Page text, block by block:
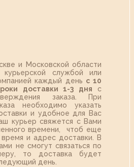
и Московской области
курьерской службой или
каждый день с 10
доставки 1-3 дня с
заказа. При
необходимо указать
и удобное для Вас
курьер свяжется с Вами
времени, чтоб еще
время и адрес доставки. В
не смогут связаться по
то доставка будет
день.